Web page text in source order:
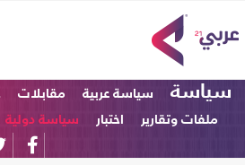
سياسة سياسة عربية مقابلات
ملفات وتقارير
اختبار سياسة دولية